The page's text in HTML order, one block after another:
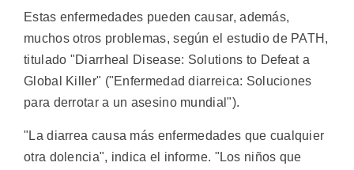
Estas enfermedades pueden causar, además,
muchos otros problemas, según el estudio de PATH,
titulado "Diarrheal Disease: Solutions to Defeat a
Global Killer" ("Enfermedad diarreica: Soluciones
para derrotar a un asesino mundial").
"La diarrea causa más enfermedades que cualquier
otra dolencia", indica el informe. "Los niños que